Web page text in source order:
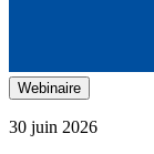
Webinaire
30 juin 2026